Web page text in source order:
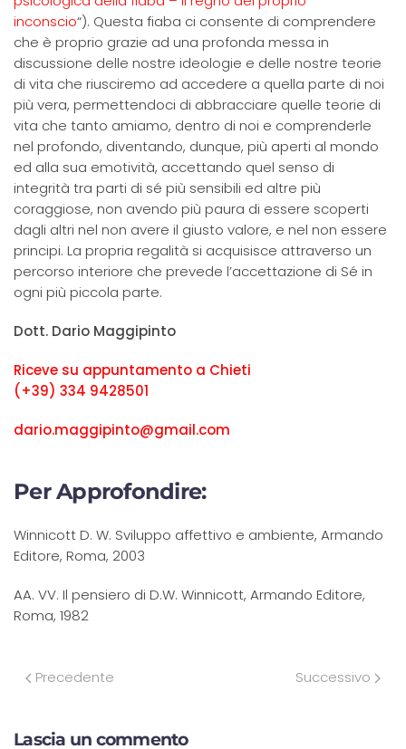
inconscio“). Questa fiaba ci consente di comprendere
che è proprio grazie ad una profonda messa in
discussione delle nostre ideologie e delle nostre teorie
di vita che riusciremo ad accedere a quella parte di noi
più vera, permettendoci di abbracciare quelle teorie di
vita che tanto amiamo, dentro di noi e comprenderle
nel profondo, diventando, dunque, più aperti al mondo
ed alla sua emotività, accettando quel senso di
integrità tra parti di sé più sensibili ed altre più
coraggiose, non avendo più paura di essere scoperti
dagli altri nel non avere il giusto valore, e nel non essere
principi. La propria regalità si acquisisce attraverso un
percorso interiore che prevede l’accettazione di Sé in
ogni più piccola parte.
Dott. Dario Maggipinto
Riceve su appuntamento a Chieti
(+39) 334 9428501
dario.maggipinto@gmail.com
Per Approfondire:
Winnicott D. W. Sviluppo affettivo e ambiente, Armando
Editore, Roma, 2003
AA. VV. Il pensiero di D.W. Winnicott, Armando Editore,
Roma, 1982
Precedente Successivo
Lascia un commento